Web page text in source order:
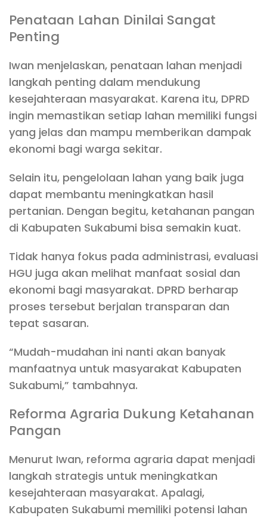
Penataan Lahan Dinilai Sangat
Penting
Iwan menjelaskan, penataan lahan menjadi
langkah penting dalam mendukung
kesejahteraan masyarakat. Karena itu, DPRD
ingin memastikan setiap lahan memiliki fungsi
yang jelas dan mampu memberikan dampak
ekonomi bagi warga sekitar.
Selain itu, pengelolaan lahan yang baik juga
dapat membantu meningkatkan hasil
pertanian. Dengan begitu, ketahanan pangan
di Kabupaten Sukabumi bisa semakin kuat.
Tidak hanya fokus pada administrasi, evaluasi
HGU juga akan melihat manfaat sosial dan
ekonomi bagi masyarakat. DPRD berharap
proses tersebut berjalan transparan dan
tepat sasaran.
“Mudah-mudahan ini nanti akan banyak
manfaatnya untuk masyarakat Kabupaten
Sukabumi,” tambahnya.
Reforma Agraria Dukung Ketahanan
Pangan
Menurut Iwan, reforma agraria dapat menjadi
langkah strategis untuk meningkatkan
kesejahteraan masyarakat. Apalagi,
Kabupaten Sukabumi memiliki potensi lahan